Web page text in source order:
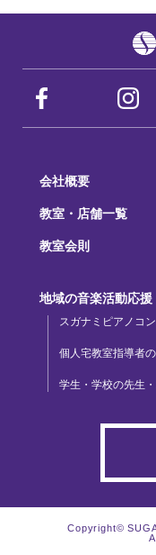
会社概要
教室・店舗一覧
教室会則
地域の音楽活動応援
スガナミピアノコ
個人宅教室指導者
学生・学校の先生
Copyright©